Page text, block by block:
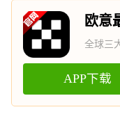
欧意
全球三
APP下载